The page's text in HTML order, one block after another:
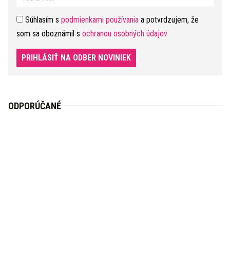
Súhlasím s podmienkami používania a potvrdzujem, že
som sa oboznámil s ochranou osobných údajov
PRIHLÁSIŤ NA ODBER NOVINIEK
ODPORÚČANÉ